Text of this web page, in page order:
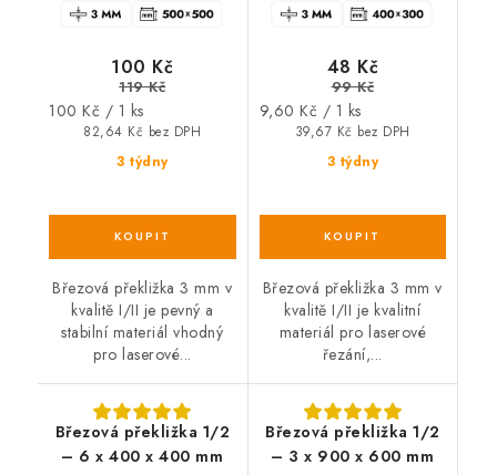
3 týdny
82,64 Kč bez DPH
100 Kč
119 Kč
Měrná
cena:
100 Kč / 1 ks
Březová překližka 3 mm v
kvalitě I/II je pevný a
stabilní materiál vhodný
pro laserové...
3 týdny
39,67 Kč bez DPH
48 Kč
99 Kč
Měrná
9,60 Kč / 1 ks
Březová překližka 3 mm v
kvalitě I/II je kvalitní
materiál pro laserové
řezání,...
Březová překližka 1/2
– 6 x 400 x 400 mm
Březová překližka 1/2
– 3 x 900 x 600 mm